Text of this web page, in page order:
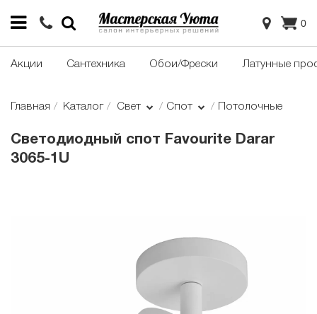
0
Акции Сантехника Обои/Фрески Латунные
Главная Каталог Свет Спот Потолочные
Светодиодный спот Favourite Darar
3065-1U